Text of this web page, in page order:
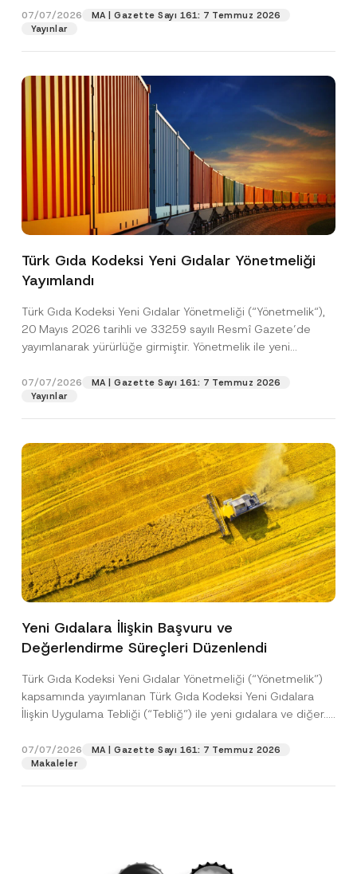
07/07/2026
MA | Gazette Sayı 161: 7 Temmuz 2026
Yayınlar
Türk Gıda Kodeksi Yeni Gıdalar Yönetmeliği
Yayımlandı
Türk Gıda Kodeksi Yeni Gıdalar Yönetmeliği (“Yönetmelik“),
20 Mayıs 2026 tarihli ve 33259 sayılı Resmî Gazete’de
yayımlanarak yürürlüğe girmiştir. Yönetmelik ile yeni
07/07/2026
MA | Gazette Sayı 161: 7 Temmuz 2026
Yayınlar
Yeni Gıdalara İlişkin Başvuru ve
Değerlendirme Süreçleri Düzenlendi
Türk Gıda Kodeksi Yeni Gıdalar Yönetmeliği (“Yönetmelik”)
kapsamında yayımlanan Türk Gıda Kodeksi Yeni Gıdalara
İlişkin Uygulama Tebliği (“Tebliğ”) ile yeni gıdalara ve diğer...
07/07/2026
MA | Gazette Sayı 161: 7 Temmuz 2026
Makaleler
Pozisyon
E-Posta Adresi
Telefon Numarası
P
i
v
a
c
o
t
c
*
Bu iletişim formu aracılığıyla sağlanan kişisel
anladım.
A
p
o
v
*
Bu iletişim formunu göndererek,aydınlatma
metninde açıklanan şekilde kişisel verilerimin